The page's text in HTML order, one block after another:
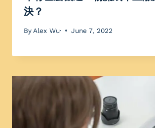
決？
By Alex Wu· June 7, 2022